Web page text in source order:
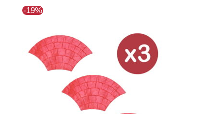
-19%
era:
$385.483.
$312.308.